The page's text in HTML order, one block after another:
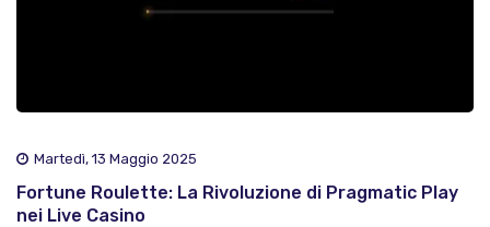
Martedì, 13 Maggio 2025
Fortune Roulette: La Rivoluzione di Pragmatic Play
nei Live Casino